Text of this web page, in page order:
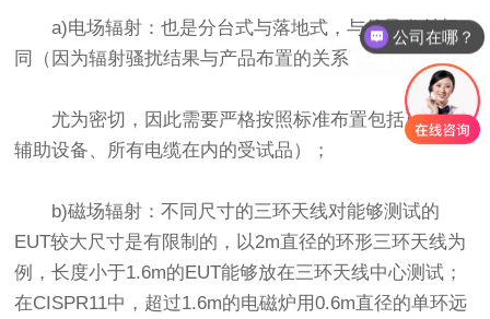
a)电场辐射：也是分台式与落地式，与传导发射相
同（因为辐射骚扰结果与产品布置的关系
尤为密切，因此需要严格按照标准布置包括产品、
辅助设备、所有电缆在内的受试品）；
b)磁场辐射：不同尺寸的三环天线对能够测试的
EUT较大尺寸是有限制的，以2m直径的环形三环天线为
例，长度小于1.6m的EUT能够放在三环天线中心测试；
在CISPR11中，超过1.6m的电磁炉用0.6m直径的单环远
发一些相关资料？